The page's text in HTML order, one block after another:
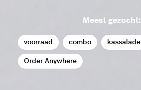
Meest gezocht:
voorraad combo kassalade
Order Anywhere